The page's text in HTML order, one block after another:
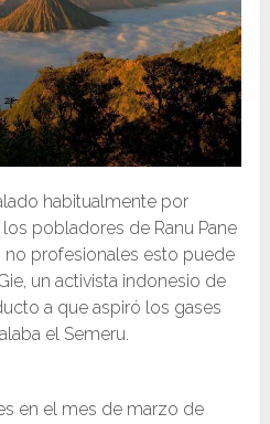
habitualmente por
pobladores de Ranu Pane
no profesionales esto puede
un activista indonesio de
a que aspiró los gases
el Semeru.
en el mes de marzo de